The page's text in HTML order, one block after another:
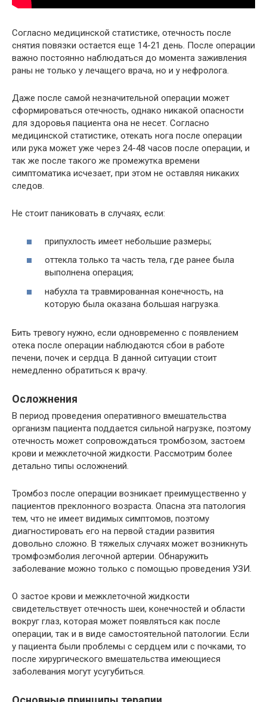
Согласно медицинской статистике, отечность после
снятия повязки остается еще 14-21 день. После операции
важно постоянно наблюдаться до момента заживления
раны не только у лечащего врача, но и у нефролога.
Даже после самой незначительной операции может
сформироваться отечность, однако никакой опасности
для здоровья пациента она не несет. Согласно
медицинской статистике, отекать нога после операции
или рука может уже через 24-48 часов после операции, и
так же после такого же промежутка времени
симптоматика исчезает, при этом не оставляя никаких
следов.
Не стоит паниковать в случаях, если:
припухлость имеет небольшие размеры;
оттекла только та часть тела, где ранее была
выполнена операция;
набухла та травмированная конечность, на
которую была оказана большая нагрузка.
Бить тревогу нужно, если одновременно с появлением
отека после операции наблюдаются сбои в работе
печени, почек и сердца. В данной ситуации стоит
немедленно обратиться к врачу.
Осложнения
В период проведения оперативного вмешательства
организм пациента поддается сильной нагрузке, поэтому
отечность может сопровождаться тромбозом, застоем
крови и межклеточной жидкости. Рассмотрим более
детально типы осложнений.
Тромбоз после операции возникает преимущественно у
пациентов преклонного возраста. Опасна эта патология
тем, что не имеет видимых симптомов, поэтому
диагностировать его на первой стадии развития
довольно сложно. В тяжелых случаях может возникнуть
тромфоэмболия легочной артерии. Обнаружить
заболевание можно только с помощью проведения УЗИ.
О застое крови и межклеточной жидкости
свидетельствует отечность шеи, конечностей и области
вокруг глаз, которая может появляться как после
операции, так и в виде самостоятельной патологии. Если
у пациента были проблемы с сердцем или с почками, то
после хирургического вмешательства имеющиеся
заболевания могут усугубиться.